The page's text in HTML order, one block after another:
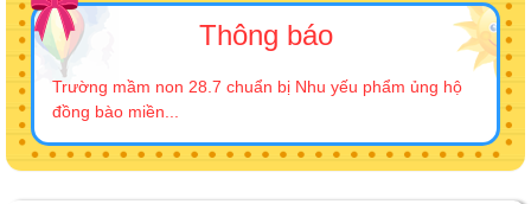
Thông báo
Trường mầm non 28.7 chuẩn bị Nhu yếu phẩm ủng hộ
đồng bào miền...